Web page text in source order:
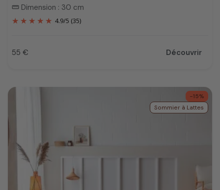
straighten Dimension : 30 cm
4.9/5 (35)
Prix
55 € Découvrir
-15%
Sommier à Lattes